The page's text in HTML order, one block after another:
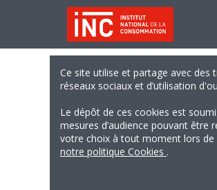
Ce site utilise et partage avec des
réseaux sociaux et d’utilisation
Le dépôt de ces cookies est
mesures d’audience pouvant
votre choix à tout moment lors de
notre politique Cookies .